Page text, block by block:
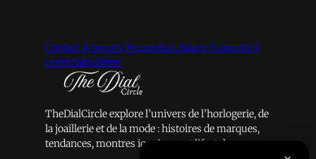
ContactÀ propos Mentions Légales S'inscrire à
notre Newsletter
TheDialCircle explore l’univers de l’horlogerie, de
la joaillerie et de la mode : histoires de marques,
tendances, montres iconiques et lifestyle.